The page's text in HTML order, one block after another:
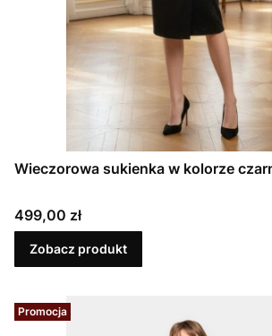
Wieczorowa sukienka w kolorze
Cena
499,00 zł
Zobacz produkt
Promocja